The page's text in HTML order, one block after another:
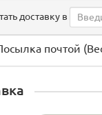
доставку в
почтой